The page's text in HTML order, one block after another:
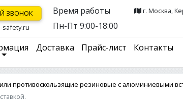
ЗВОНОК
Время работы
Пн-Пт 9:00-18:00
г. Москва,
Доставка Прайс-лист Контакты
противоскользящие резиновые с алюминиевыми